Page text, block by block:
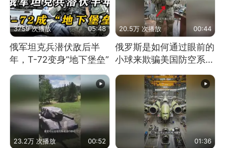
3759 次播放 05:48
俄军坦克兵潜伏敌后半
年，T-72变身“地下堡垒”
20.5万 次播放 00:44
俄罗斯是如何通过眼前的
小球来欺骗美国防空系统
23.2万 次播放 00:52 01:36